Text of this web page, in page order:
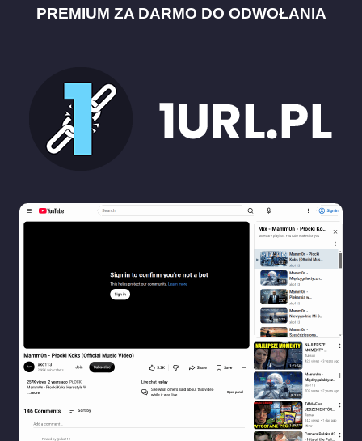
PREMIUM ZA DARMO DO ODWOŁANIA